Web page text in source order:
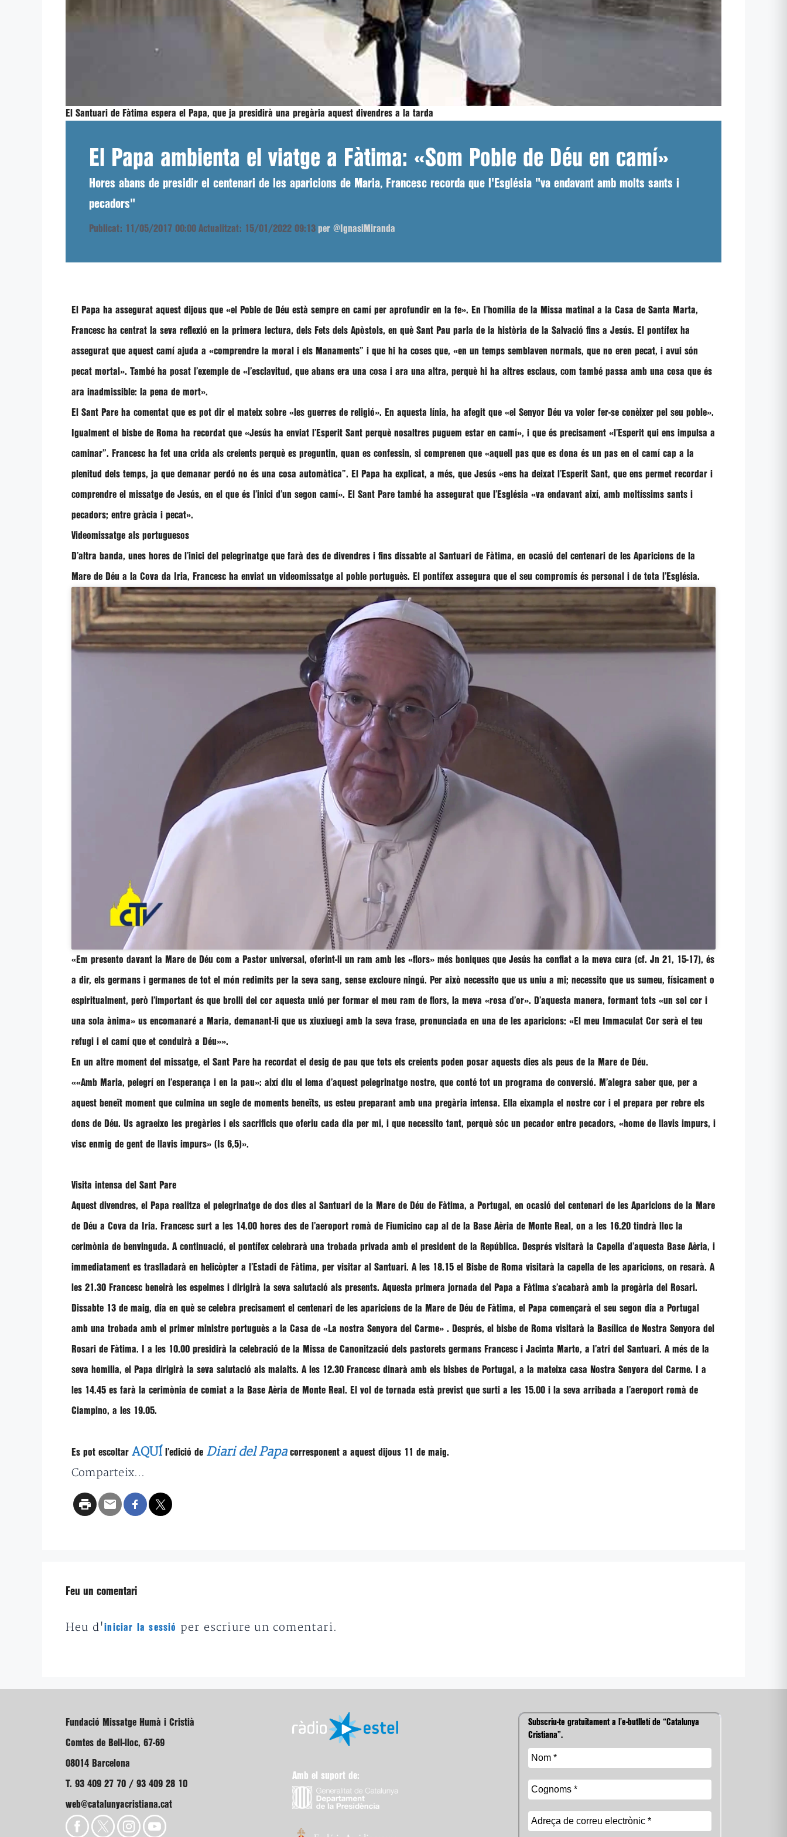
El Santuari de Fàtima espera el Papa, que ja presidirà una pregària aquest divendres a la tarda
El Papa ambienta el viatge a Fàtima: «Som Poble de Déu en camí»
Hores abans de presidir el centenari de les aparicions de Maria, Francesc recorda que l'Església "va endavant amb molts sants i
pecadors"
Publicat: 11/05/2017 00:00 Actualitzat: 15/01/2022 09:13 per @IgnasiMiranda
El Papa ha assegurat aquest dijous que «el Poble de Déu està sempre en camí per aprofundir en la fe». En l’homilia de la Missa matinal a la Casa de Santa Marta,
Francesc ha centrat la seva reflexió en la primera lectura, dels Fets dels Apòstols, en què Sant Pau parla de la història de la Salvació fins a Jesús. El pontífex ha
assegurat que aquest camí ajuda a «comprendre la moral i els Manaments” i que hi ha coses que, «en un temps semblaven normals, que no eren pecat, i avui són
pecat mortal». També ha posat l’exemple de «l’esclavitud, que abans era una cosa i ara una altra, perquè hi ha altres esclaus, com també passa amb una cosa que és
ara inadmissible: la pena de mort».
El Sant Pare ha comentat que es pot dir el mateix sobre «les guerres de religió». En aquesta línia, ha afegit que «el Senyor Déu va voler fer-se conèixer pel seu poble».
Igualment el bisbe de Roma ha recordat que «Jesús ha enviat l’Esperit Sant perquè nosaltres puguem estar en camí», i que és precisament «l’Esperit qui ens impulsa a
caminar”. Francesc ha fet una crida als creients perquè es preguntin, quan es confessin, si comprenen que «aquell pas que es dona és un pas en el camí cap a la
plenitud dels temps, ja que demanar perdó no és una cosa automàtica”. El Papa ha explicat, a més, que Jesús «ens ha deixat l’Esperit Sant, que ens permet recordar i
comprendre el missatge de Jesús, en el que és l’inici d’un segon camí». El Sant Pare també ha assegurat que l’Església «va endavant així, amb moltíssims sants i
pecadors; entre gràcia i pecat».
Videomissatge als portuguesos
D’altra banda, unes hores de l’inici del pelegrinatge que farà des de divendres i fins dissabte al Santuari de Fàtima, en ocasió del centenari de les Aparicions de la
Mare de Déu a la Cova da Iria, Francesc ha enviat un videomissatge al poble portuguès. El pontífex assegura que el seu compromís és personal i de tota l’Església.
«Em presento davant la Mare de Déu com a Pastor universal, oferint-li un ram amb les «flors» més boniques que Jesús ha confiat a la meva cura (cf. Jn 21, 15-17), és
a dir, els germans i germanes de tot el món redimits per la seva sang, sense excloure ningú. Per això necessito que us uniu a mi; necessito que us sumeu, físicament o
espiritualment, però l’important és que brolli del cor aquesta unió per formar el meu ram de flors, la meva «rosa d’or». D’aquesta manera, formant tots «un sol cor i
una sola ànima» us encomanaré a Maria, demanant-li que us xiuxiuegi amb la seva frase, pronunciada en una de les aparicions: «El meu Immaculat Cor serà el teu
refugi i el camí que et conduirà a Déu»».
En un altre moment del missatge, el Sant Pare ha recordat el desig de pau que tots els creients poden posar aquests dies als peus de la Mare de Déu.
««Amb Maria, pelegrí en l’esperança i en la pau»: així diu el lema d’aquest pelegrinatge nostre, que conté tot un programa de conversió. M’alegra saber que, per a
aquest beneït moment que culmina un segle de moments beneïts, us esteu preparant amb una pregària intensa. Ella eixampla el nostre cor i el prepara per rebre els
dons de Déu. Us agraeixo les pregàries i els sacrificis que oferiu cada dia per mi, i que necessito tant, perquè sóc un pecador entre pecadors, «home de llavis impurs, i
visc enmig de gent de llavis impurs» (Is 6,5)».
Visita intensa del Sant Pare
Aquest divendres, el Papa realitza el pelegrinatge de dos dies al Santuari de la Mare de Déu de Fàtima, a Portugal, en ocasió del centenari de les Aparicions de la Mare
de Déu a Cova da Iria. Francesc surt a les 14.00 hores des de l’aeroport romà de Fiumicino cap al de la Base Aèria de Monte Real, on a les 16.20 tindrà lloc la
cerimònia de benvinguda. A continuació, el pontífex celebrarà una trobada privada amb el president de la República. Després visitarà la Capella d’aquesta Base Aèria, i
immediatament es traslladarà en helicòpter a l’Estadi de Fàtima, per visitar al Santuari. A les 18.15 el Bisbe de Roma visitarà la capella de les aparicions, on resarà. A
les 21.30 Francesc beneirà les espelmes i dirigirà la seva salutació als presents. Aquesta primera jornada del Papa a Fàtima s’acabarà amb la pregària del Rosari.
Dissabte 13 de maig, dia en què se celebra precisament el centenari de les aparicions de la Mare de Déu de Fàtima, el Papa començarà el seu segon dia a Portugal
amb una trobada amb el primer ministre portuguès a la Casa de «La nostra Senyora del Carme» . Després, el bisbe de Roma visitarà la Basílica de Nostra Senyora del
Rosari de Fàtima. I a les 10.00 presidirà la celebració de la Missa de Canonització dels pastorets germans Francesc i Jacinta Marto, a l’atri del Santuari. A més de la
seva homilia, el Papa dirigirà la seva salutació als malalts. A les 12.30 Francesc dinarà amb els bisbes de Portugal, a la mateixa casa Nostra Senyora del Carme. I a
les 14.45 es farà la cerimònia de comiat a la Base Aèria de Monte Real. El vol de tornada està previst que surti a les 15.00 i la seva arribada a l’aeroport romà de
Ciampino, a les 19.05.
Es pot escoltar AQUÍ l’edició de Diari del Papacorresponent a aquest dijous 11 de maig.
Comparteix...
Feu un comentari
Heu d'iniciar la sessió per escriure un comentari.
Fundació Missatge Humà i Cristià
Comtes de Bell-lloc, 67-69
08014 Barcelona
T. 93 409 27 70 / 93 409 28 10
web@catalunyacristiana.cat
Amb el suport de:
Subscriu-te gratuïtament a l’e-butlletí de “Catalunya
Cristiana”.